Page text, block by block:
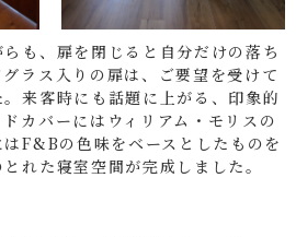
も、扉を閉じると自分だけの落ち
ラス入りの扉は、ご要望を受けて
来客時にも話題に上がる、印象的
カバーにはウィリアム・モリスの
F&Bの色味をベースとしたものを
れた寝室空間が完成しました。